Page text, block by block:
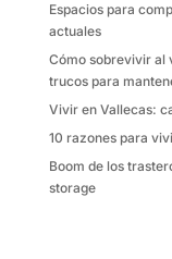
k
Espacios para
actuales
Cómo sobrevivir al
trucos para
Vivir en Vallecas:
10 razones para
Boom de los
storage